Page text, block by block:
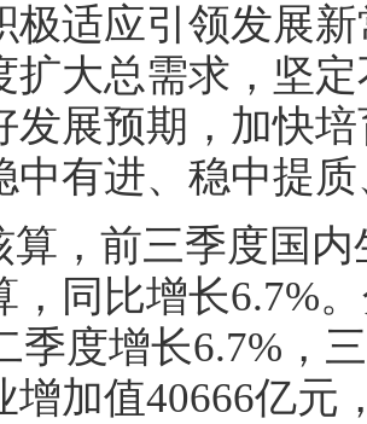
极适应引领发展
扩大总需求，坚
发展预期，加快
中有进、稳中提
算，前三季度国
，同比增长6.7%
季度增长6.7%，
增加值40666亿元